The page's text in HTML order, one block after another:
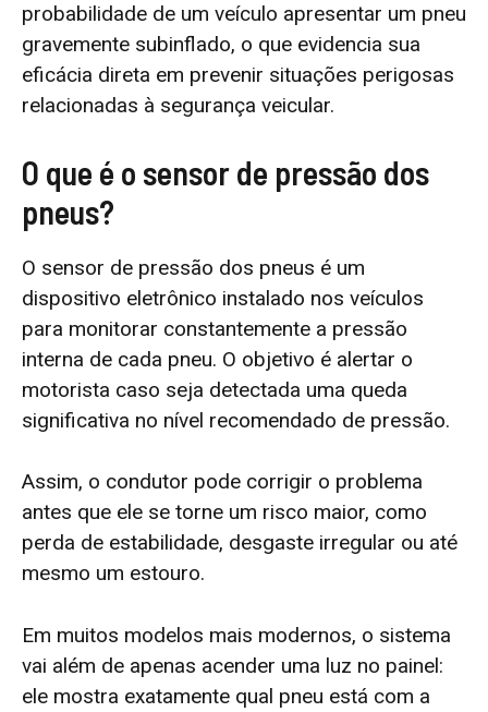
probabilidade de um veículo apresentar um pneu
gravemente subinflado, o que evidencia sua
eficácia direta em prevenir situações perigosas
relacionadas à segurança veicular.
O que é o sensor de pressão dos
pneus?
O sensor de pressão dos pneus é um
dispositivo eletrônico instalado nos veículos
para monitorar constantemente a pressão
interna de cada pneu. O objetivo é alertar o
motorista caso seja detectada uma queda
significativa no nível recomendado de pressão.
Assim, o condutor pode corrigir o problema
antes que ele se torne um risco maior, como
perda de estabilidade, desgaste irregular ou até
mesmo um estouro.
Em muitos modelos mais modernos, o sistema
vai além de apenas acender uma luz no painel:
ele mostra exatamente qual pneu está com a